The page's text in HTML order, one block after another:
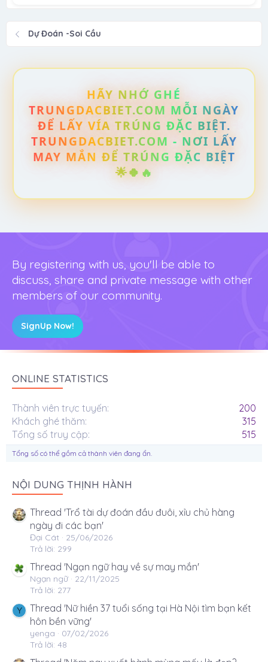
Dự Đoán -Soi Cầu
HÃY NHỚ GHÉ
TRUNGDACBIET.COM MỖI NGÀY
ĐỂ LẤY VÍA TRÚNG ĐẶC BIỆT.
TRUNGDACBIET.COM - NƠI LẤY
MAY MẮN ĐỂ TRÚNG ĐẶC BIỆT
🌟🍀🔥
By registering with us, you'll be able to
discuss, share and private message with other
members of our community.
SignUp Now!
ONLINE STATISTICS
Thành viên trực tuyến
200
Khách ghé thăm
315
Tổng số truy cập
515
Tổng số có thể gồm cả thành viên đang ẩn.
NỘI DUNG THỊNH HÀNH
Thread 'Trổ tài dự đoán đầu đuôi, xỉu chủ hàng
ngày đi các bạn'
Đại Cát
25/06/2026
Trả lời: 299
Thread 'Ngạn ngữ hay về sự may mắn'
Ngạn ngữ
22/11/2025
Trả lời: 277
Y
Thread 'Nữ hiền 37 tuổi sống tại Hà Nội tìm bạn kết
hôn bền vững'
yenga
07/02/2026
Trả lời: 48